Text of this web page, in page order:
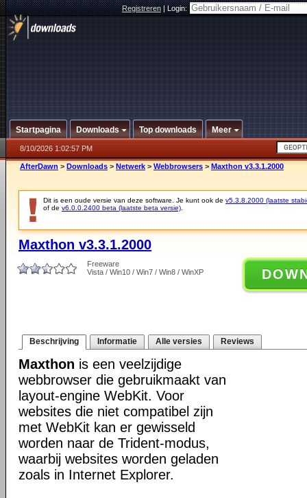
Registreren|Login:
Startpagina Downloads Top downloads Meer
8/10/2026 1:02:57 PM
AfterDawn > Downloads > Netwerk > Webbrowsers > Maxthon v3.3.1.2000
Dit is een oude versie van deze software. Je kunt ook de v5.3.8.2000 (laatste
of de v6.0.0.2400 beta (laatste beta versie)
Maxthon v3.3.1.2000
Freeware
Vista / Win10 / Win7 / Win8 / WinXP
Beschrijving Informatie Alle versies Reviews
Maxthon is een veelzijdige
webbrowser die gebruikmaakt van
layout-engine WebKit. Voor
websites die niet compatibel zijn
met WebKit kan er gewisseld
worden naar de Trident-modus,
waarbij websites worden geladen
zoals in Internet Explorer.